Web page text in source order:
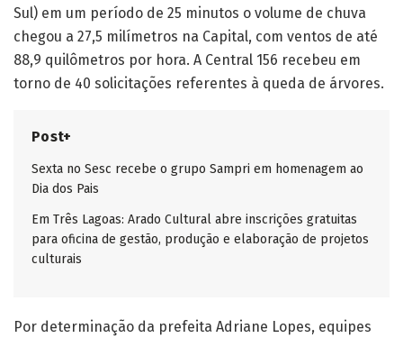
Sul) em um período de 25 minutos o volume de chuva
chegou a 27,5 milímetros na Capital, com ventos de até
88,9 quilômetros por hora. A Central 156 recebeu em
torno de 40 solicitações referentes à queda de árvores.
Post+
Sexta no Sesc recebe o grupo Sampri em homenagem ao
Dia dos Pais
Em Três Lagoas: Arado Cultural abre inscrições gratuitas
para oficina de gestão, produção e elaboração de projetos
culturais
Por determinação da prefeita Adriane Lopes, equipes